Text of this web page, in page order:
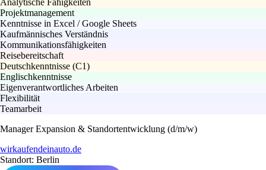
Analytische Fähigkeiten
Projektmanagement
Kenntnisse in Excel / Google Sheets
Kaufmännisches Verständnis
Kommunikationsfähigkeiten
Reisebereitschaft
Deutschkenntnisse (C1)
Englischkenntnisse
Eigenverantwortliches Arbeiten
Flexibilität
Teamarbeit
Manager Expansion & Standortentwicklung (d/m/w)
wirkaufendeinauto.de
Standort: Berlin